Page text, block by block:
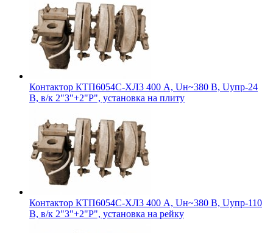
Контактор КТП6054С-ХЛ3 400 А, Uн~380 В, Uупр-24
В, в/к 2"З"+2"Р", установка на плиту
Контактор КТП6054С-ХЛ3 400 А, Uн~380 В, Uупр-110
В, в/к 2"З"+2"Р", установка на рейку